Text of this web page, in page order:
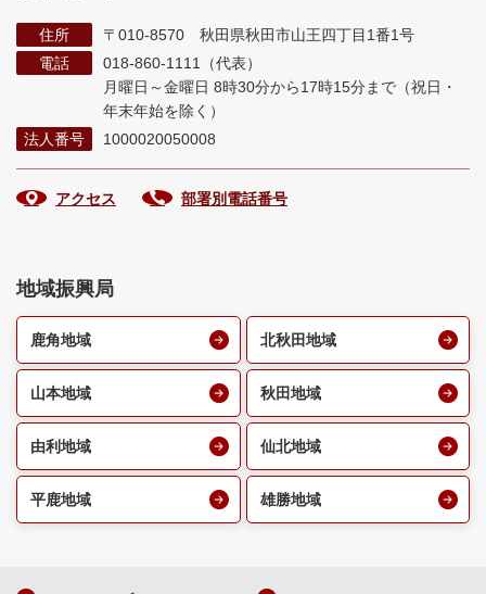
住所
〒010-8570 秋田県秋田市山王四丁目1番1号
電話
018-860-1111（代表）
月曜日～金曜日 8時30分から17時15分まで （祝日・
年末年始を除く）
法人番号
1000020050008
アクセス 部署別電話番号
地域振興局
鹿角地域 北秋田地域
山本地域 秋田地域
由利地域 仙北地域
平鹿地域 雄勝地域